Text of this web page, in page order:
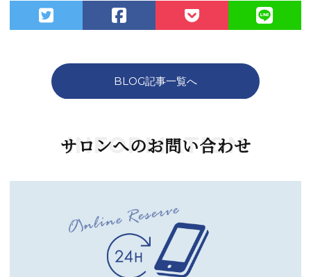
BLOG記事一覧へ
INFORMATION
サロンへのお問い合わせ